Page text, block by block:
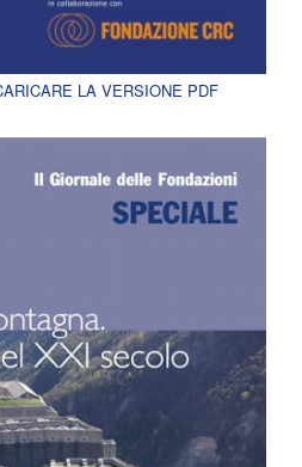
LA VERSIONE PDF